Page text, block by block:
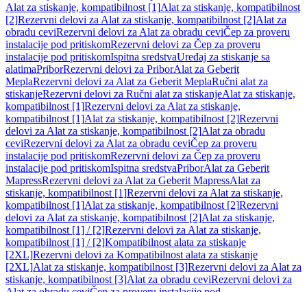
Alat za stiskanje, kompatibilnost [1]Alat za stiskanje, kompatibilnost
[2]Rezervni delovi za Alat za stiskanje, kompatibilnost [2]Alat za
obradu ceviRezervni delovi za Alat za obradu ceviČep za proveru
instalacije pod pritiskomRezervni delovi za Čep za proveru
instalacije pod pritiskomIspitna sredstvaUređaj za stiskanje sa
alatimaPriborRezervni delovi za PriborAlat za Geberit
MeplaRezervni delovi za Alat za Geberit MeplaRučni alat za
stiskanjeRezervni delovi za Ručni alat za stiskanjeAlat za stiskanje,
kompatibilnost [1]Rezervni delovi za Alat za stiskanje,
kompatibilnost [1]Alat za stiskanje, kompatibilnost [2]Rezervni
delovi za Alat za stiskanje, kompatibilnost [2]Alat za obradu
ceviRezervni delovi za Alat za obradu ceviČep za proveru
instalacije pod pritiskomRezervni delovi za Čep za proveru
instalacije pod pritiskomIspitna sredstvaPriborAlat za Geberit
MapressRezervni delovi za Alat za Geberit MapressAlat za
stiskanje, kompatibilnost [1]Rezervni delovi za Alat za stiskanje,
kompatibilnost [1]Alat za stiskanje, kompatibilnost [2]Rezervni
delovi za Alat za stiskanje, kompatibilnost [2]Alat za stiskanje,
kompatibilnost [1] / [2]Rezervni delovi za Alat za stiskanje,
kompatibilnost [1] / [2]Kompatibilnost alata za stiskanje
[2XL]Rezervni delovi za Kompatibilnost alata za stiskanje
[2XL]Alat za stiskanje, kompatibilnost [3]Rezervni delovi za Alat za
stiskanje, kompatibilnost [3]Alat za obradu ceviRezervni delovi za